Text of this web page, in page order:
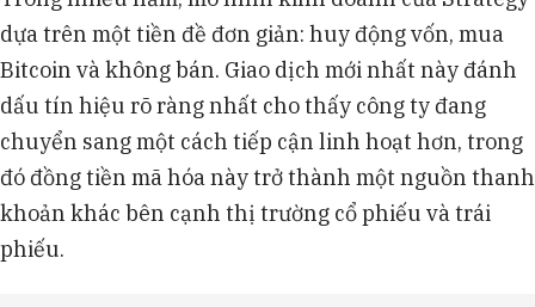
dựa trên một tiền đề đơn giản: huy động vốn, mua
Bitcoin và không bán. Giao dịch mới nhất này đánh
dấu tín hiệu rõ ràng nhất cho thấy công ty đang
chuyển sang một cách tiếp cận linh hoạt hơn, trong
đó đồng tiền mã hóa này trở thành một nguồn thanh
khoản khác bên cạnh thị trường cổ phiếu và trái
phiếu.